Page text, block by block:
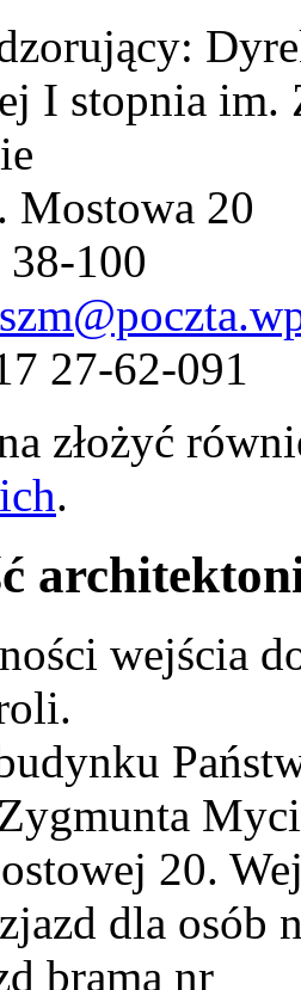
I stopnia
Mostowa 20
100
27-62-091
złożyć
.
wejścia
20.
dla osób
bramą nr